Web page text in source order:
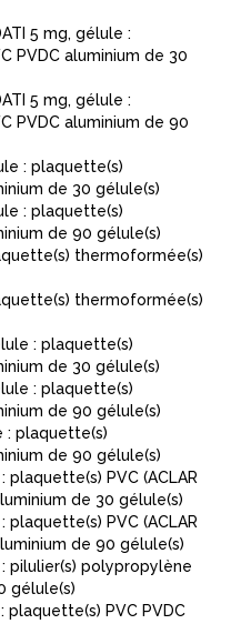
5 mg, gélule :
PVDC aluminium de 30
5 mg, gélule :
PVDC aluminium de 90
: plaquette(s)
de 30 gélule(s)
: plaquette(s)
de 90 gélule(s)
thermoformée(s)
thermoformée(s)
: plaquette(s)
de 30 gélule(s)
: plaquette(s)
de 90 gélule(s)
: plaquette(s)
de 90 gélule(s)
plaquette(s) PVC (ACLAR
de 30 gélule(s)
plaquette(s) PVC (ACLAR
de 90 gélule(s)
: pilulier(s) polypropylène
gélule(s)
plaquette(s) PVC PVDC